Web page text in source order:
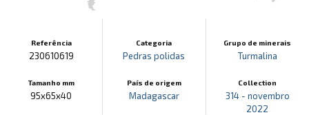
Referência
230610619
Tamanho mm
95x65x40
Categoria
Pedras polidas
País de origem
Madagascar
Grupo de minerais
Turmalina
Collection
314 - novembro
2022